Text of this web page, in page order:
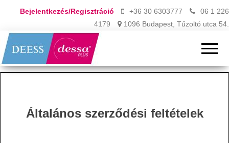
Bejelentkezés/Regisztráció +36 30 6303777
06 1 226
4179
1096 Budapest, Tűzoltó utca 54.
Általános szerződési feltételek